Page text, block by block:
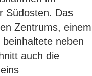
Südosten. Das
Zentrums, einem
neben
auch die